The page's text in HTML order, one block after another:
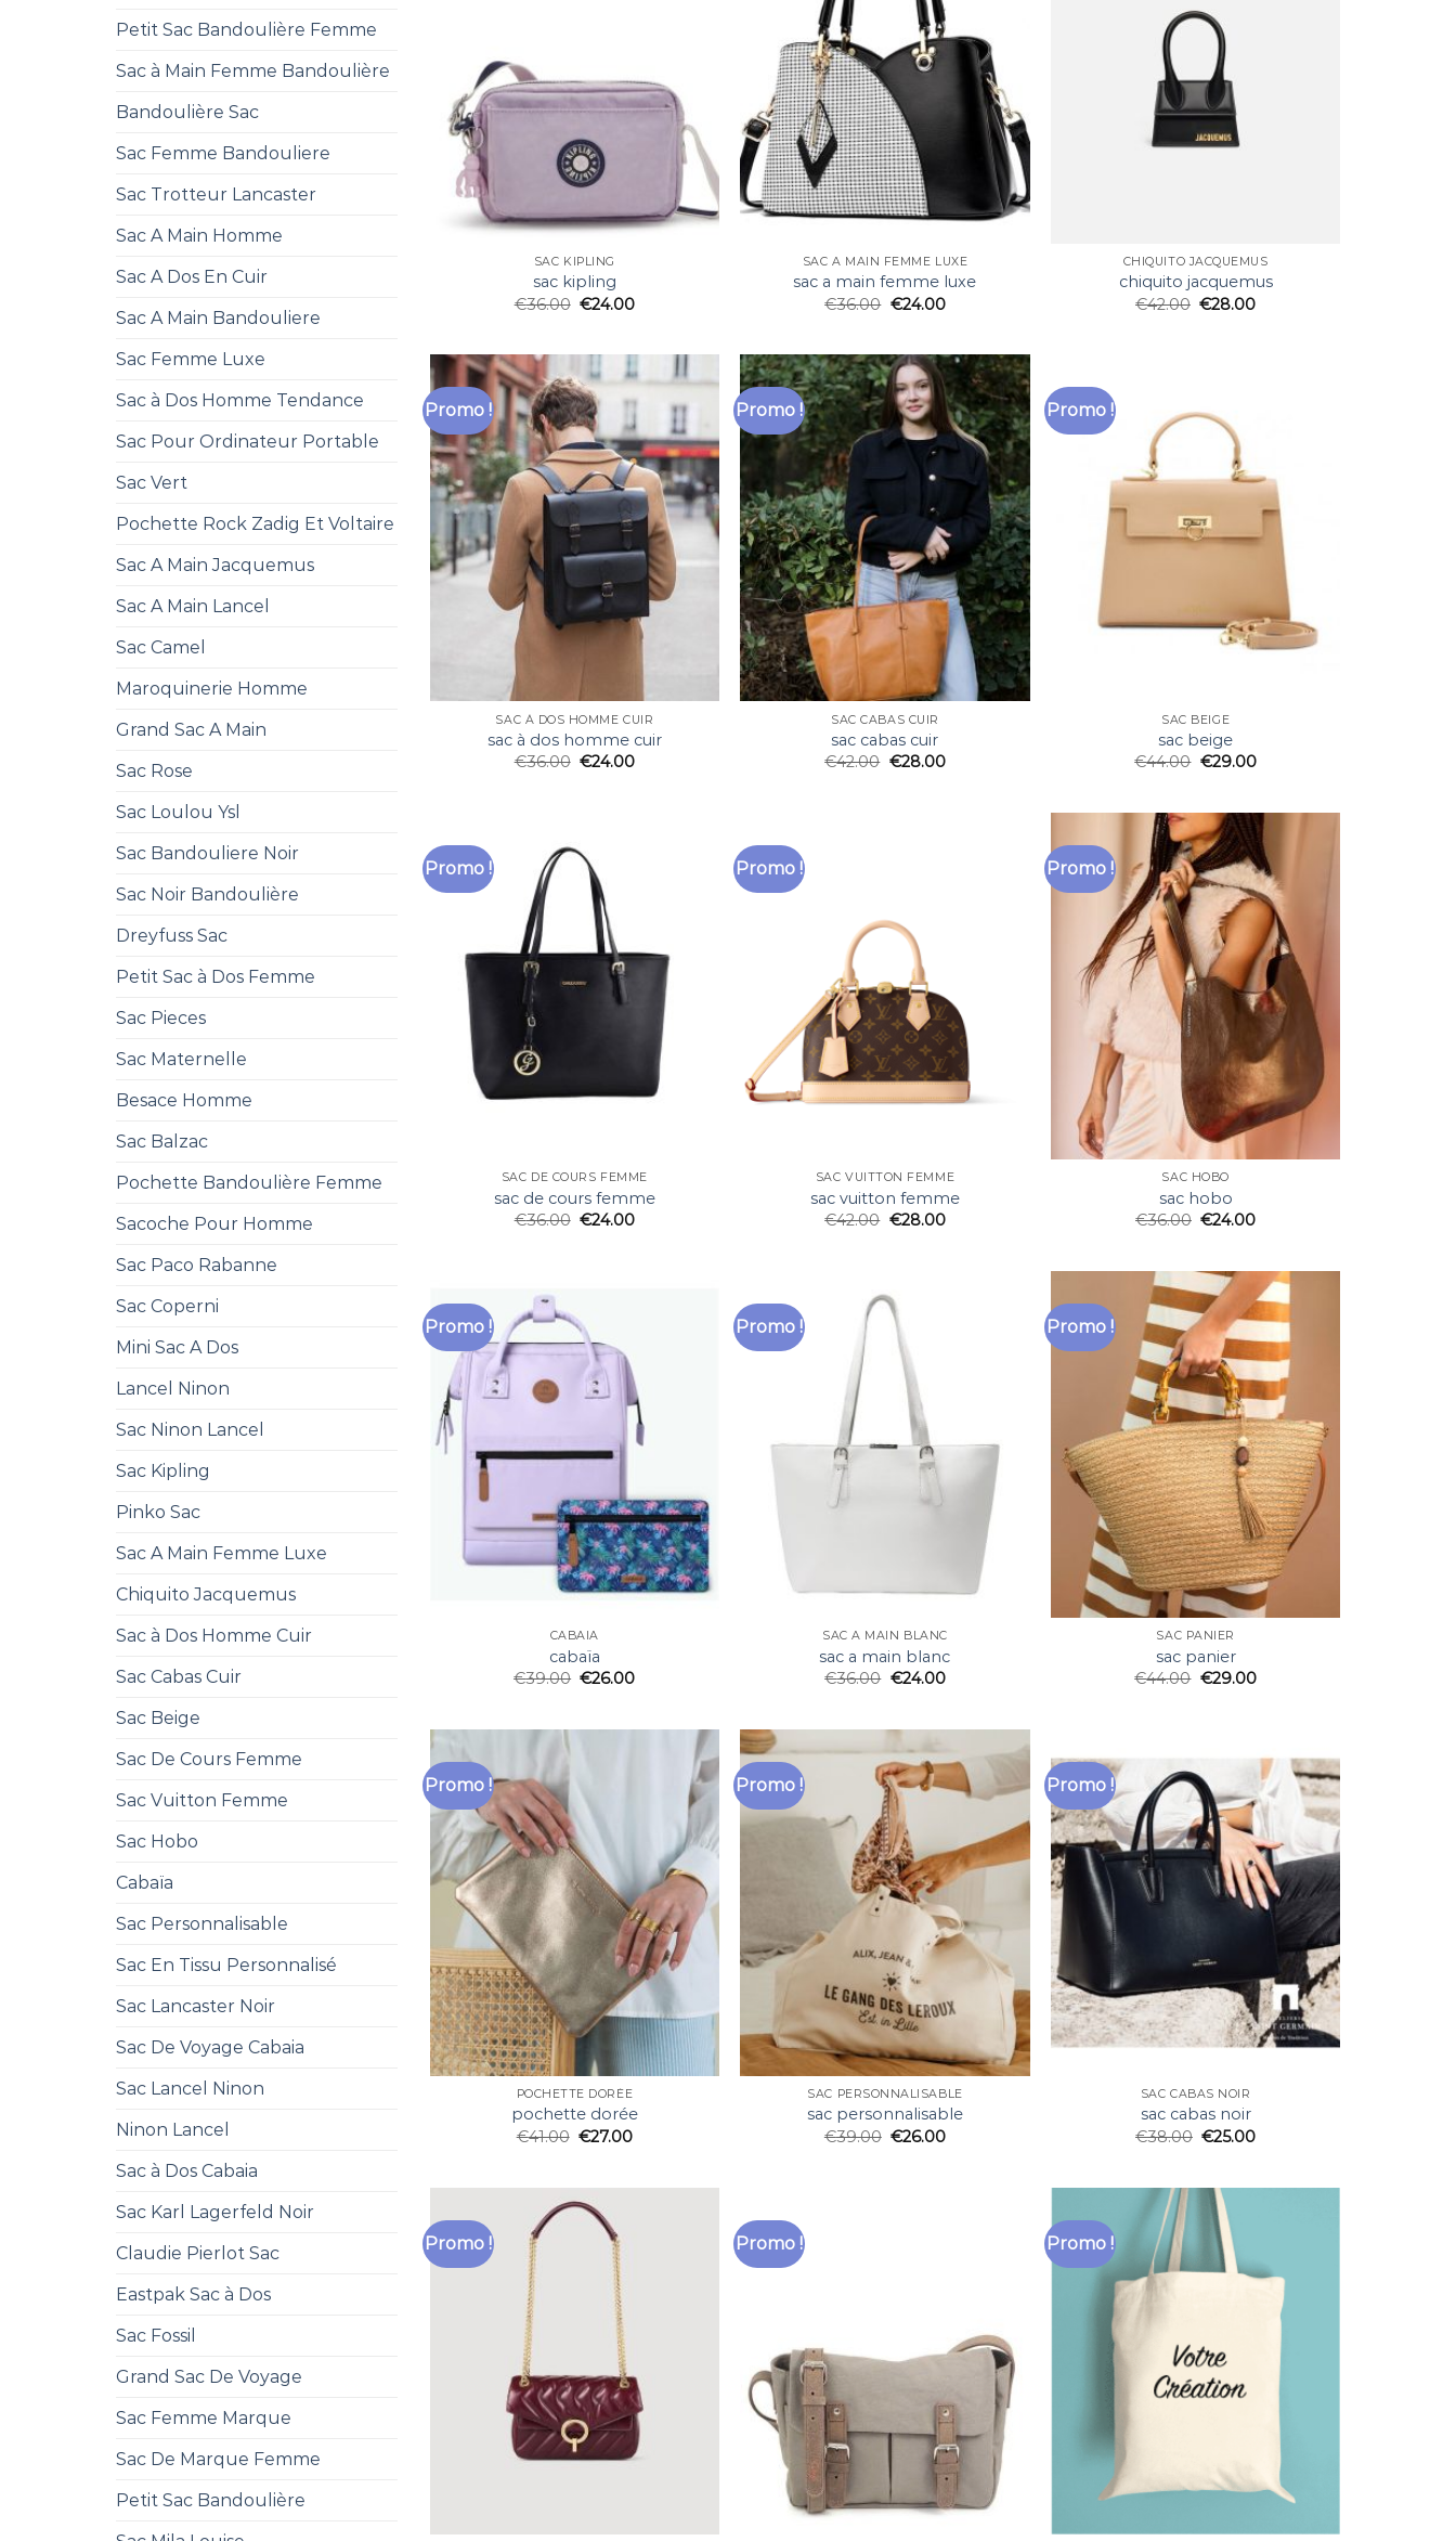
Petit Sac Bandoulière Femme
Sac à Main Femme Bandoulière
Bandoulière Sac
Sac Femme Bandouliere
Sac Trotteur Lancaster
Sac A Main Homme
Sac A Dos En Cuir
Sac A Main Bandouliere
Sac Femme Luxe
Sac à Dos Homme Tendance
Sac Pour Ordinateur Portable
Sac Vert
Pochette Rock Zadig Et Voltaire
Sac A Main Jacquemus
Sac A Main Lancel
Sac Camel
Maroquinerie Homme
Grand Sac A Main
Sac Rose
Sac Loulou Ysl
Sac Bandouliere Noir
Sac Noir Bandoulière
Dreyfuss Sac
Petit Sac à Dos Femme
Sac Pieces
Sac Maternelle
Besace Homme
Sac Balzac
Pochette Bandoulière Femme
Sacoche Pour Homme
Sac Paco Rabanne
Sac Coperni
Mini Sac A Dos
Lancel Ninon
Sac Ninon Lancel
Sac Kipling
Pinko Sac
Sac A Main Femme Luxe
Chiquito Jacquemus
Sac à Dos Homme Cuir
Sac Cabas Cuir
Sac Beige
Sac De Cours Femme
Sac Vuitton Femme
Sac Hobo
Cabaïa
Sac Personnalisable
Sac En Tissu Personnalisé
Sac Lancaster Noir
Sac De Voyage Cabaia
Sac Lancel Ninon
Ninon Lancel
Sac à Dos Cabaia
Sac Karl Lagerfeld Noir
Claudie Pierlot Sac
Eastpak Sac à Dos
Sac Fossil
Grand Sac De Voyage
Sac Femme Marque
Sac De Marque Femme
Petit Sac Bandoulière
SAC KIPLING
sac kipling
€36.00 €24.00
SAC A MAIN FEMME LUXE
sac a main femme luxe
€36.00 €24.00
CHIQUITO JACQUEMUS
chiquito jacquemus
€42.00 €28.00
Promo !
SAC À DOS HOMME CUIR
sac à dos homme cuir
€36.00 €24.00
Promo !
SAC CABAS CUIR
sac cabas cuir
€42.00 €28.00
Promo !
SAC BEIGE
sac beige
€44.00 €29.00
Promo !
SAC DE COURS FEMME
sac de cours femme
€36.00 €24.00
Promo !
SAC VUITTON FEMME
sac vuitton femme
€42.00 €28.00
Promo !
SAC HOBO
sac hobo
€36.00 €24.00
Promo !
CABAÏA
cabaïa
€39.00 €26.00
Promo !
SAC A MAIN BLANC
sac a main blanc
€36.00 €24.00
Promo !
SAC PANIER
sac panier
€44.00 €29.00
Promo !
POCHETTE DORÉE
pochette dorée
€41.00 €27.00
Promo !
SAC PERSONNALISABLE
sac personnalisable
€39.00 €26.00
Promo !
SAC CABAS NOIR
sac cabas noir
€38.00 €25.00
Promo ! Promo ! Promo !